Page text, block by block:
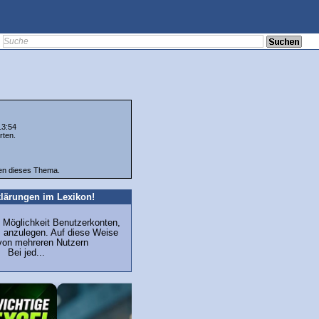
dieses Thema.
im Lexikon!
Benutzerkonten,
anzulegen. Auf diese Weise
mehreren Nutzern
Bei jed...